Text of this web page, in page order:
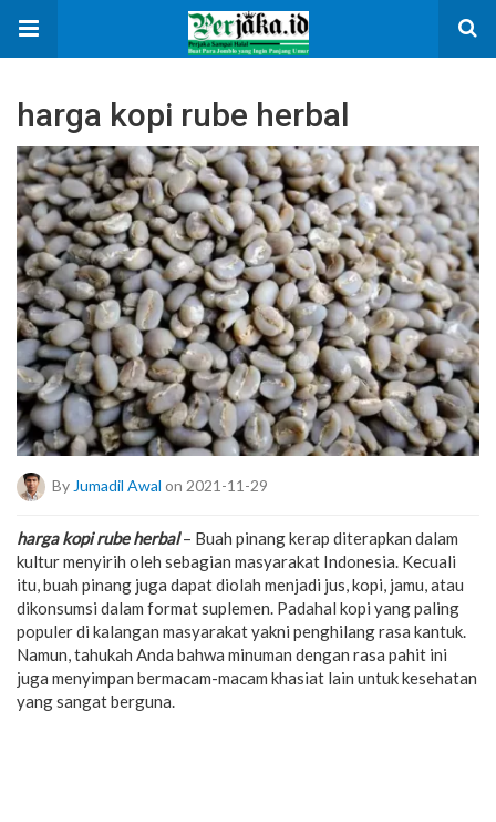
harga kopi rube herbal
By Jumadil Awal on 2021-11-29
harga kopi rube herbal– Buah pinang kerap diterapkan dalam
kultur menyirih oleh sebagian masyarakat Indonesia. Kecuali
itu, buah pinang juga dapat diolah menjadi jus, kopi, jamu, atau
dikonsumsi dalam format suplemen. Padahal kopi yang paling
populer di kalangan masyarakat yakni penghilang rasa kantuk.
Namun, tahukah Anda bahwa minuman dengan rasa pahit ini
juga menyimpan bermacam-macam khasiat lain untuk kesehatan
yang sangat berguna.